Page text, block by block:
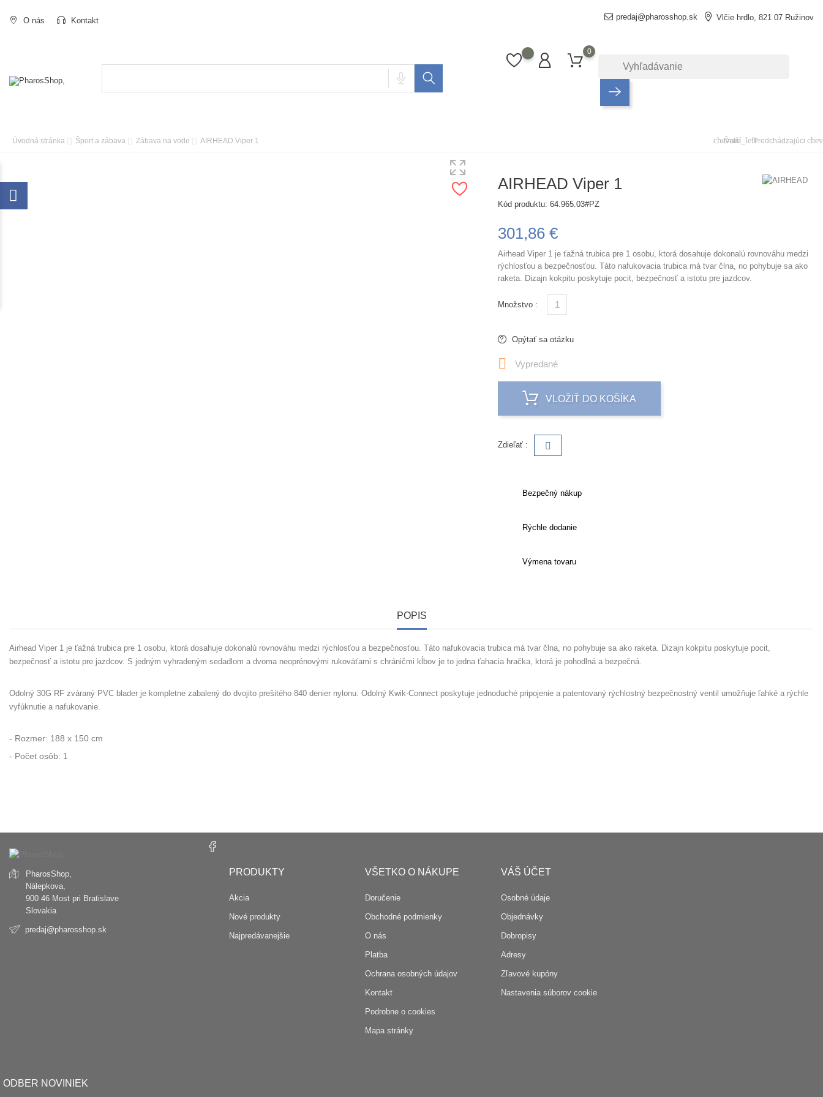
O nás Kontakt predaj@pharosshop.sk Vlčie hrdlo, 821 07 Ružinov
0
Úvodná stránka Šport a zábava Zábava na vode AIRHEAD Viper 1 chevron_left
Ďalší Predchádzajúci
AIRHEAD Viper 1
Kód produktu: 64.965.03#PZ
301,86 €
Airhead Viper 1 je ťažná trubica pre 1 osobu, ktorá dosahuje dokonalú rovnováhu medzi
rýchlosťou a bezpečnosťou. Táto nafukovacia trubica má tvar člna, no pohybuje sa ako
raketa. Dizajn kokpitu poskytuje pocit, bezpečnosť a istotu pre jazdcov.
Množstvo :
Opýtať sa otázku
 Vypredané
VLOŽIŤ DO KOŠÍKA
Zdieľať :
Bezpečný nákup
Rýchle dodanie
Výmena tovaru
POPIS
Airhead Viper 1 je ťažná trubica pre 1 osobu, ktorá dosahuje dokonalú rovnováhu medzi rýchlosťou a bezpečnosťou. Táto nafukovacia trubica má tvar člna, no pohybuje sa ako raketa. Dizajn kokpitu poskytuje pocit,
bezpečnosť a istotu pre jazdcov. S jedným vyhradeným sedadlom a dvoma neoprénovými rukoväťami s chráničmi kĺbov je to jedna ťahacia hračka, ktorá je pohodlná a bezpečná.
Odolný 30G RF zváraný PVC blader je kompletne zabalený do dvojito prešitého 840 denier nylonu. Odolný Kwik-Connect poskytuje jednoduché pripojenie a patentovaný rýchlostný bezpečnostný ventil umožňuje ľahké a rýchle
vyfúknutie a nafukovanie.
- Rozmer: 188 x 150 cm
- Počet osôb: 1
PharosShop,
Nálepkova,
900 46 Most pri Bratislave
Slovakia
predaj@pharosshop.sk
PRODUKTY
Akcia
Nové produkty
Najpredávanejšie
VŠETKO O NÁKUPE
Doručenie
Obchodné podmienky
O nás
Platba
Ochrana osobných údajov
Kontakt
Podrobne o cookies
Mapa stránky
VÁŠ ÚČET
Osobné údaje
Objednávky
Dobropisy
Adresy
Zľavové kupóny
Nastavenia súborov cookie
ODBER NOVINIEK